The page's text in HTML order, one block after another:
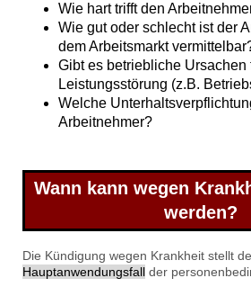
Wie hart trifft den
Wie gut oder schlecht ist der
dem Arbeitsmarkt
Gibt es betriebliche Ursachen
Leistungsstörung (z.B.
Welche
Arbeitnehmer?
Wann kann wegen
werden?
Die Kündigung wegen Krankheit stellt
Hauptanwendungsfall der